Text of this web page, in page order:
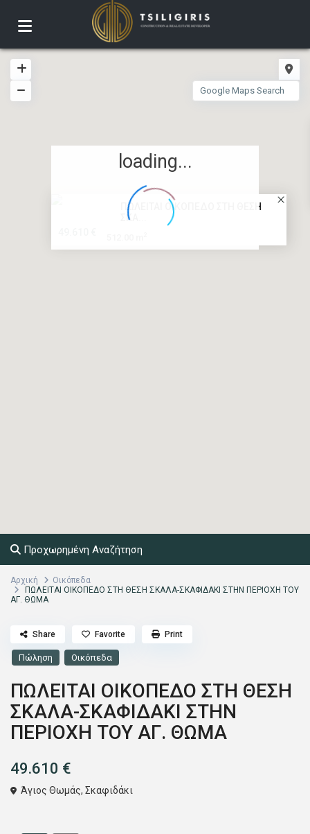
ΠΩΛΕΙΤΑΙ ΟΙΚΟΠΕΔΟ ΣΤΗ ΘΕΣΗ
ΣΚΑ...
loading...
Προχωρημένη Αναζήτηση
Αρχική
Οικόπεδα
ΠΩΛΕΙΤΑΙ ΟΙΚΟΠΕΔΟ ΣΤΗ ΘΕΣΗ ΣΚΑΛΑ-ΣΚΑΦΙΔΑΚΙ ΣΤΗΝ ΠΕΡΙΟΧΗ ΤΟΥ
ΑΓ. ΘΩΜΑ
Πώληση Οικόπεδα
ΠΩΛΕΙΤΑΙ ΟΙΚΟΠΕΔΟ ΣΤΗ ΘΕΣΗ
ΣΚΑΛΑ-ΣΚΑΦΙΔΑΚΙ ΣΤΗΝ
ΠΕΡΙΟΧΗ ΤΟΥ ΑΓ. ΘΩΜΑ
49.610 €
Άγιος Θωμάς,Σκαφιδάκι
Share Favorite Print